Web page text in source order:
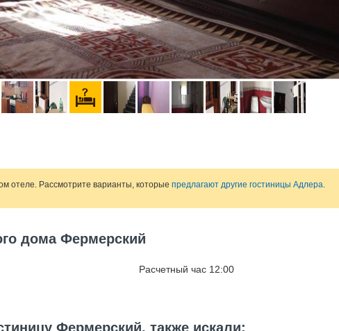
отеле. Рассмотрите варианты, которые предлагают другие гостиницы Адлера.
дома Фермерский
Расчетный час 12:00
Фермерский, также искали: